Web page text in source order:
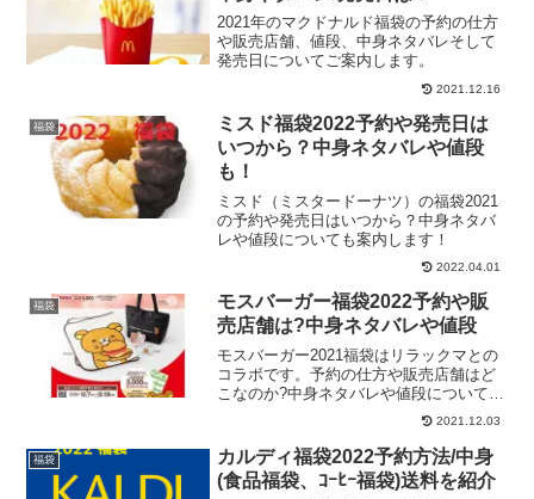
2021年のマクドナルド福袋の予約の仕方
や販売店舗、値段、中身ネタバレそして
発売日についてご案内します。
2021.12.16
福袋
ミスド福袋2022予約や発売日は
いつから？中身ネタバレや値段
も！
ミスド（ミスタードーナツ）の福袋2021
の予約や発売日はいつから？中身ネタバ
レや値段についても案内します！
2022.04.01
福袋
モスバーガー福袋2022予約や販
売店舗は?中身ネタバレや値段
モスバーガー2021福袋はリラックマとの
コラボです。予約の仕方や販売店舗はど
こなのか?中身ネタバレや値段についても
2021.12.03
福袋
カルディ福袋2022予約方法/中身
(食品福袋、ｺｰﾋｰ福袋)送料を紹介